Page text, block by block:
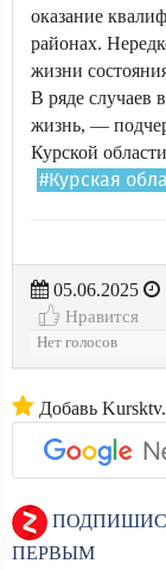
оказание
районах.
жизни
В ряде случаев
жизнь, —
Курской
#Курская
05.06.2025
Нравится
Нет голосов
Добавь
ПЕРВЫМ